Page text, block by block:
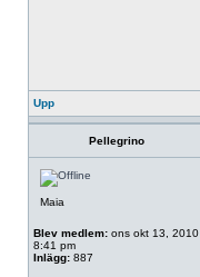
Upp
Pellegrino
Maia
Blev medlem: ons okt 13, 2010
8:41 pm
Inlägg: 887